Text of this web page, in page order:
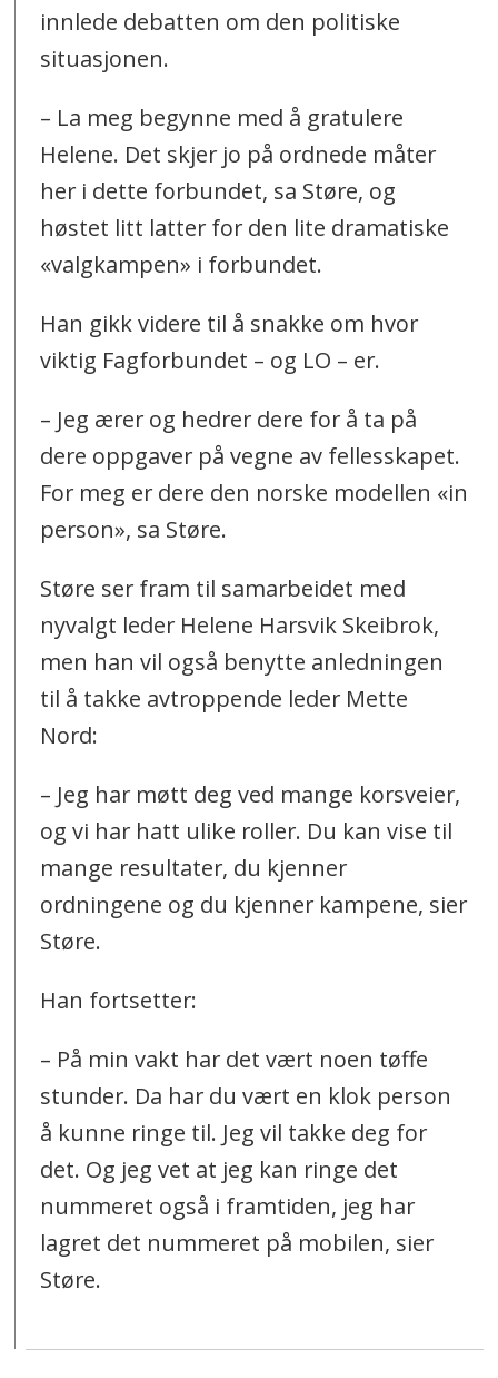
innlede debatten om den politiske
situasjonen.
– La meg begynne med å gratulere
Helene. Det skjer jo på ordnede måter
her i dette forbundet, sa Støre, og
høstet litt latter for den lite dramatiske
«valgkampen» i forbundet.
Han gikk videre til å snakke om hvor
viktig Fagforbundet – og LO – er.
– Jeg ærer og hedrer dere for å ta på
dere oppgaver på vegne av fellesskapet.
For meg er dere den norske modellen «in
person», sa Støre.
Støre ser fram til samarbeidet med
nyvalgt leder Helene Harsvik Skeibrok,
men han vil også benytte anledningen
til å takke avtroppende leder Mette
Nord:
– Jeg har møtt deg ved mange korsveier,
og vi har hatt ulike roller. Du kan vise til
mange resultater, du kjenner
ordningene og du kjenner kampene, sier
Støre.
Han fortsetter:
– På min vakt har det vært noen tøffe
stunder. Da har du vært en klok person
å kunne ringe til. Jeg vil takke deg for
det. Og jeg vet at jeg kan ringe det
nummeret også i framtiden, jeg har
lagret det nummeret på mobilen, sier
Støre.